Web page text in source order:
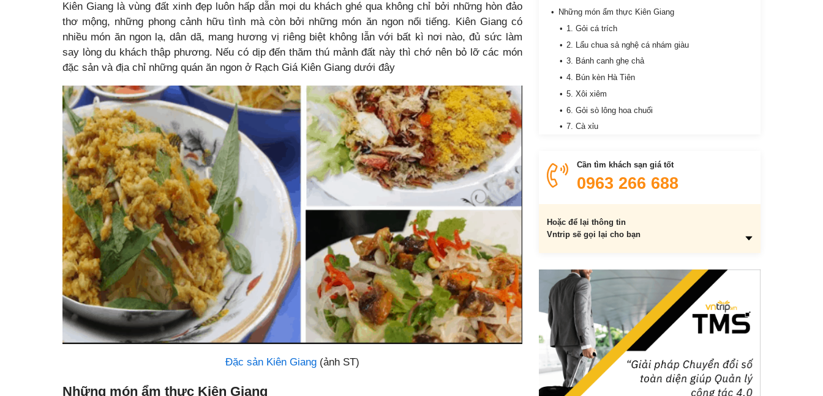
Kiên Giang là vùng đất xinh đẹp luôn hấp dẫn mọi du khách ghé qua không chỉ bởi những hòn đảo
thơ mộng, những phong cảnh hữu tình mà còn bởi những món ăn ngon nổi tiếng. Kiên Giang có
nhiều món ăn ngon lạ, dân dã, mang hương vị riêng biệt không lẫn với bất kì nơi nào, đủ sức làm
say lòng du khách thập phương. Nếu có dịp đến thăm thú mảnh đất này thì chớ nên bỏ lỡ các món
đặc sản và địa chỉ những quán ăn ngon ở Rạch Giá Kiên Giang dưới đây
Đặc sản Kiên Giang (ảnh ST)
Những món ẩm thực Kiên Giang
Những món ẩm thực Kiên Giang
1. Gỏi cá trích
2. Lẩu chua sả nghệ cá nhám giàu
3. Bánh canh ghẹ chả
4. Bún kèn Hà Tiên
5. Xôi xiêm
6. Gỏi sò lông hoa chuối
7. Cà xỉu
Cần tìm khách sạn giá tốt
0963 266 688
Hoặc để lại thông tin
Vntrip sẽ gọi lại cho bạn